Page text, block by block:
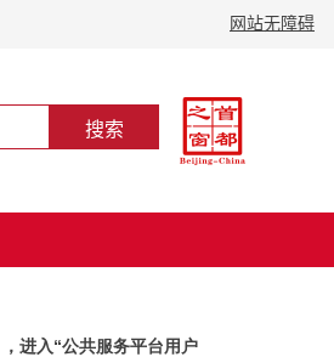
进入“公共服务平台用户